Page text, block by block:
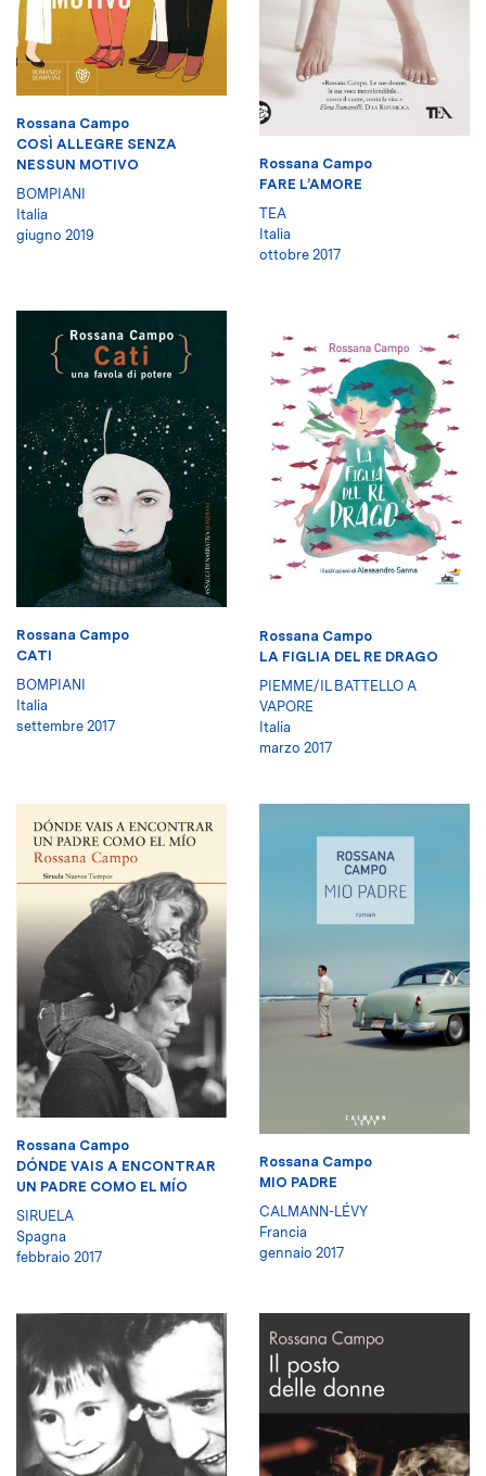
Rossana Campo
COSÌ ALLEGRE SENZA
NESSUN MOTIVO
BOMPIANI
Italia
giugno 2019
Rossana Campo
FARE L’AMORE
TEA
Italia
ottobre 2017
Rossana Campo
CATI
BOMPIANI
Italia
settembre 2017
Rossana Campo
LA FIGLIA DEL RE DRAGO
PIEMME/IL BATTELLO A
VAPORE
Italia
marzo 2017
Rossana Campo
DÓNDE VAIS A ENCONTRAR
UN PADRE COMO EL MÍO
SIRUELA
Spagna
febbraio 2017
Rossana Campo
MIO PADRE
CALMANN-LÉVY
Francia
gennaio 2017